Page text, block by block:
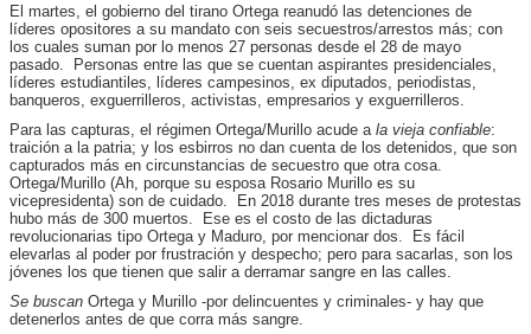
El martes, el gobierno del tirano Ortega reanudó las detenciones de
líderes opositores a su mandato con seis secuestros/arrestos más; con
los cuales suman por lo menos 27 personas desde el 28 de mayo
pasado. Personas entre las que se cuentan aspirantes presidenciales,
líderes estudiantiles, líderes campesinos, ex diputados, periodistas,
banqueros, exguerrilleros, activistas, empresarios y exguerrilleros.
Para las capturas, el régimen Ortega/Murillo acude a la vieja confiable:
traición a la patria; y los esbirros no dan cuenta de los detenidos, que son
capturados más en circunstancias de secuestro que otra cosa.
Ortega/Murillo (Ah, porque su esposa Rosario Murillo es su
vicepresidenta) son de cuidado. En 2018 durante tres meses de protestas
hubo más de 300 muertos. Ese es el costo de las dictaduras
revolucionarias tipo Ortega y Maduro, por mencionar dos. Es fácil
elevarlas al poder por frustración y despecho; pero para sacarlas, son los
jóvenes los que tienen que salir a derramar sangre en las calles.
Se buscan Ortega y Murillo -por delincuentes y criminales- y hay que
detenerlos antes de que corra más sangre.